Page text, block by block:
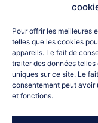
Pour offrir les meilleures
telles que les cookies
appareils. Le fait de
traiter des données
uniques sur ce site. Le
consentement peut
et fonctions.
Copyright © 2026
Suivez-Nous